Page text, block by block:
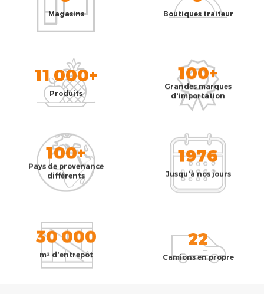
Magasins Boutiques traiteur
11 000+
Produits
100+
Grandes marques
d'importation
100+
Pays de provenance
différents
1976
Jusqu'à nos jours
30 000
m² d'entrepôt
22
Camions en propre